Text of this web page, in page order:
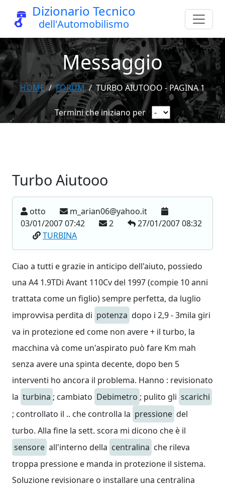
Dizionario Tecnico
dell'Automobilismo
Messaggio
HOME FORUM TURBO AIUTOOO - PAGINA 1
Termini che iniziano per
Turbo Aiutooo
otto
m_arian06@yahoo.it
03/01/2007 07:42
2
27/01/2007 08:32
TURBINA
Ciao a tutti e grazie in anticipo dell'aiuto, possiedo
una A4 1.9TDi Avant 110Cv del 1997 (compie 10 anni
trattata come un figlio) sempre perfetta, da luglio
improvvisa perdita di potenza dopo i 2,9 - 3mila giri
va in protezione ed come non avere + il turbo, la
macchina và come un'aspirato può fare Km mah
senza avere una spinta decente, dopo ben 5
interventi ho ancora il problema. Hanno : revisionato
la turbina ; cambiato Debimetro ; pulito gli scarichi
; controllato il .. che controlla la pressione del
turbo. Alla fine la sett. scora mi dicono che è il
sensore all'interno della centralina che rileva
troppa pressione e manda in protezione il sistema.
Soluzione revisionare o installare una centralina